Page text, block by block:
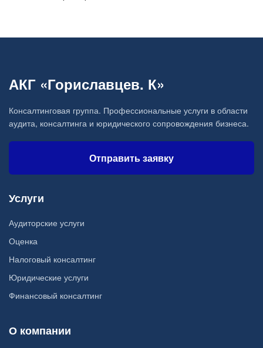
АКГ «Гориславцев. К»
Консалтинговая группа. Профессиональные услуги в области
аудита, консалтинга и юридического сопровождения бизнеса.
Отправить заявку
Услуги
Аудиторские услуги
Оценка
Налоговый консалтинг
Юридические услуги
Финансовый консалтинг
О компании